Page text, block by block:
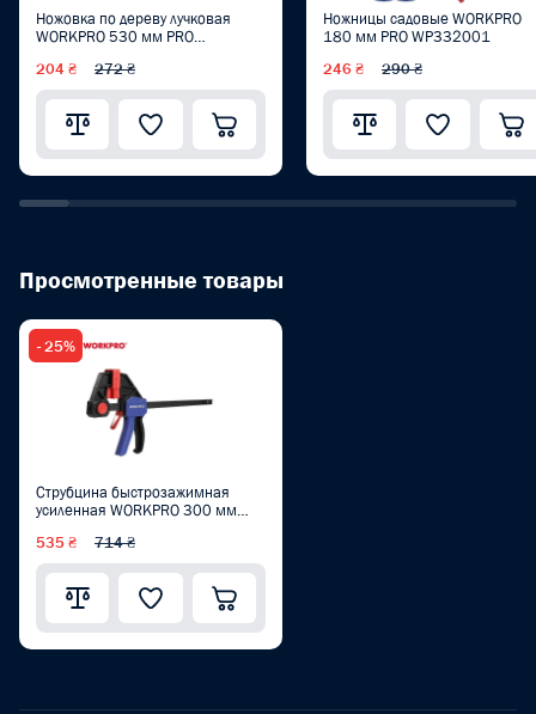
Ножовка по дереву лучковая
WORKPRO 530 мм PRO
204 ₴ 272 ₴
Ножницы садовые WORKPRO
180 мм PRO WP332001
246 ₴ 290 ₴
Просмотренные товары
- 25%
Струбцина быстрозажимная
усиленная WORKPRO 300 мм
535 ₴ 714 ₴